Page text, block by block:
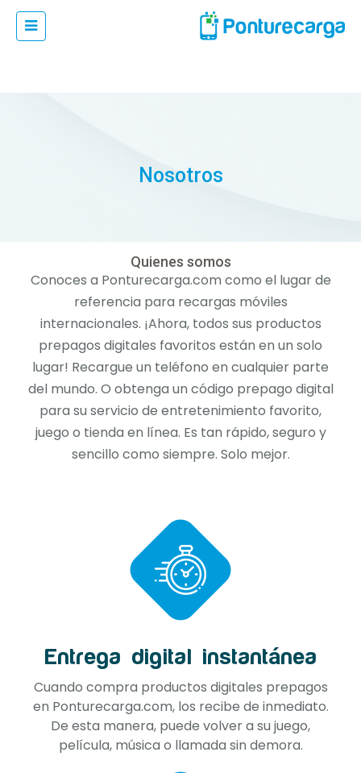
Nosotros
Quienes somos
Conoces a Ponturecarga.com como el lugar de
referencia para recargas móviles
internacionales. ¡Ahora, todos sus productos
prepagos digitales favoritos están en un solo
lugar! Recargue un teléfono en cualquier parte
del mundo. O obtenga un código prepago digital
para su servicio de entretenimiento favorito,
juego o tienda en línea. Es tan rápido, seguro y
sencillo como siempre. Solo mejor.
Entrega digital instantánea
Cuando compra productos digitales prepagos
en Ponturecarga.com, los recibe de inmediato.
De esta manera, puede volver a su juego,
película, música o llamada sin demora.